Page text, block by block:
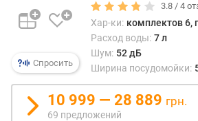
п
у
р
н
о
с
Спросить
3.8 /4
Хар-ки: комплектов 6,
Расход воды: 7 л
Шум: 52 дБ
Ширина посудомойки:
10 999 — 28 889 грн.
69 предложений